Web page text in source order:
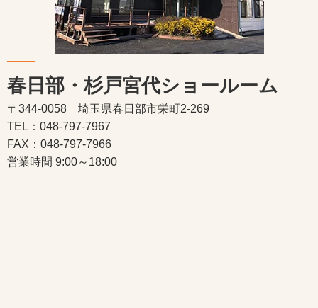
春日部・杉戸宮代ショールーム
〒344-0058 埼玉県春日部市栄町2-269
TEL：048-797-7967
FAX：048-797-7966
営業時間 9:00～18:00